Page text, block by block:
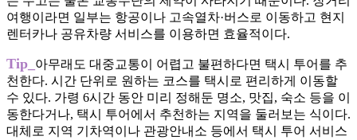
여행이라면 일부는 항공이나 고속열차·버스로 이동하고 현지
렌터카나 공유차량 서비스를 이용하면 효율적이다.
Tip_ 아무래도 대중교통이 어렵고 불편하다면 택시 투어를 추
천한다. 시간 단위로 원하는 코스를 택시로 편리하게 이동할
수 있다. 가령 6시간 동안 미리 정해둔 명소, 맛집, 숙소 등을 이
동한다거나, 택시 투어에서 추천하는 지역을 둘러보는 식이다.
대체로 지역 기차역이나 관광안내소 등에서 택시 투어 서비스